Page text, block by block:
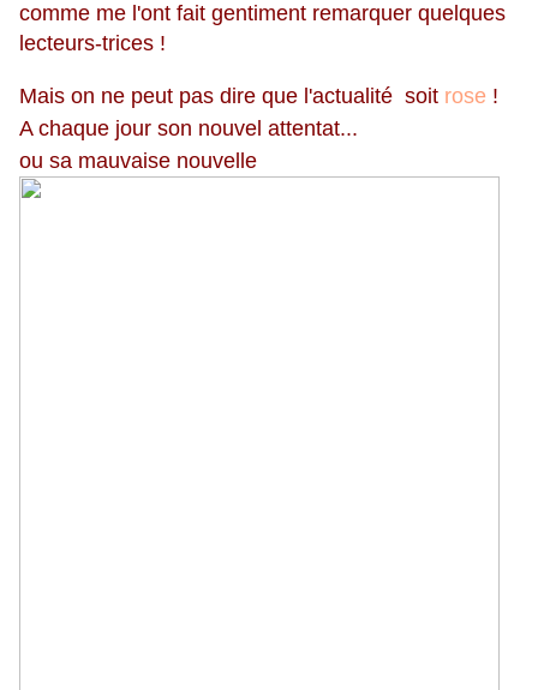
comme me l'ont fait gentiment remarquer quelques
lecteurs-trices !
Mais on ne peut pas dire que l'actualité soit rose !
A chaque jour son nouvel attentat...
ou sa mauvaise nouvelle